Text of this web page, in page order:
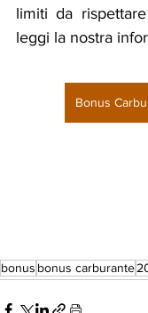
limiti da
leggi la nostra
Bonus
bonus bonus carburante